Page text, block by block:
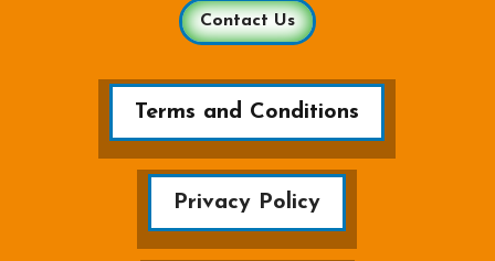
Contact Us
Terms and Conditions
Privacy Policy